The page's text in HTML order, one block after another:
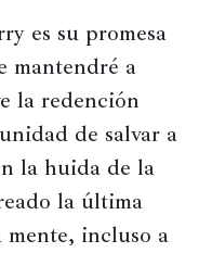
es su promesa
mantendré a
la redención
de salvar a
la huida de la
la última
mente, incluso a